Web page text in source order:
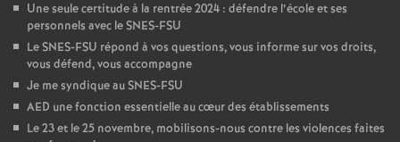
Une seule certitude à la rentrée 2024 : défendre l’école et ses
personnels avec le SNES-FSU
Le SNES-FSU répond à vos questions, vous informe sur vos droits,
vous défend, vous accompagne
Je me syndique au SNES-FSU
AED une fonction essentielle au cœur des établissements
Le 23 et le 25 novembre, mobilisons-nous contre les violences faites